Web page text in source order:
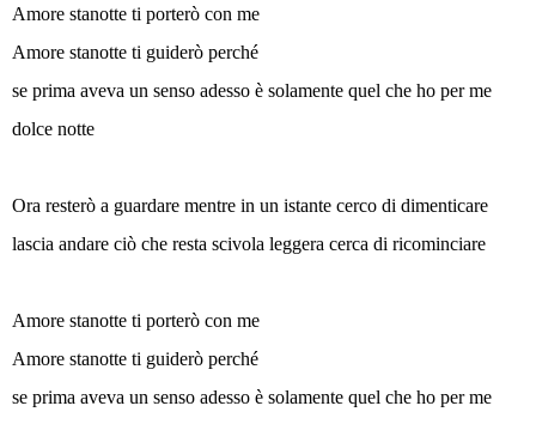
Amore stanotte ti porterò con me
Amore stanotte ti guiderò perché
se prima aveva un senso adesso è solamente quel che ho per me
dolce notte
Ora resterò a guardare mentre in un istante cerco di dimenticare
lascia andare ciò che resta scivola leggera cerca di ricominciare
Amore stanotte ti porterò con me
Amore stanotte ti guiderò perché
se prima aveva un senso adesso è solamente quel che ho per me